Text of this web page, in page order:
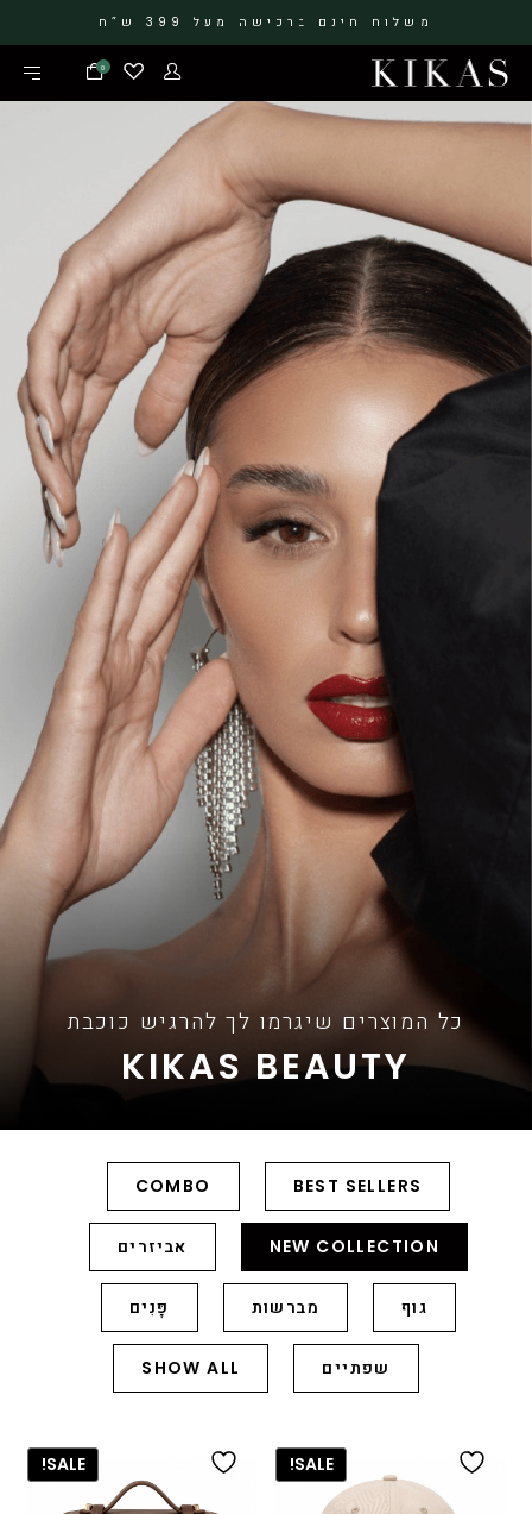
משלוח חינם ברכישה מעל 399 ש”ח
0
כל המוצרים שיגרמו לך להרגיש כוכבת
KIKAS BEAUTY
BEST SELLERS
COMBO
NEW COLLECTION אביזרים
גוף מברשות פָּנִים
שפתיים SHOW ALL
SALE!
SALE!